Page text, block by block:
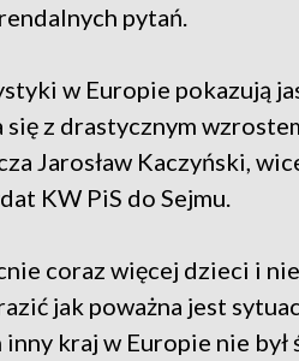
pytań.
w Europie pokazują
się z drastycznym
Jarosław Kaczyński,
KW PiS do Sejmu.
coraz więcej dzieci i
jak poważna jest
inny kraj w Europie nie